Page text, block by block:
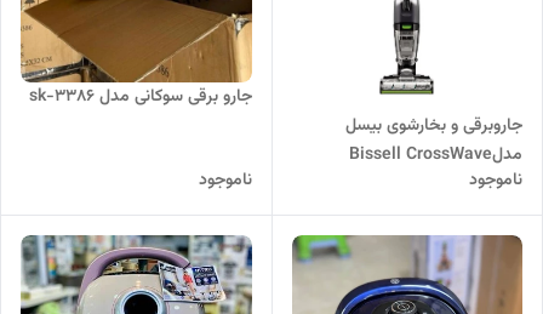
جاروبرقی و بخارشوی بیسل
مدلBissell CrossWave
HydroSteam Pet Select
ناموجود
جارو برقی سوکانی مدل sk-3386
ناموجود